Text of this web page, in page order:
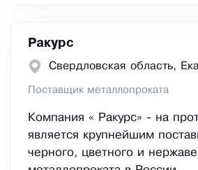
Ракурс
Свердловская область,
Поставщик металлопроката
Компания « Ракурс» - на
является крупнейшим
черного, цветного и